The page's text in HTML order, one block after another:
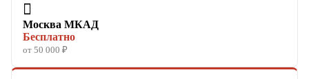

Москва МКАД
Бесплатно
от 50 000 ₽